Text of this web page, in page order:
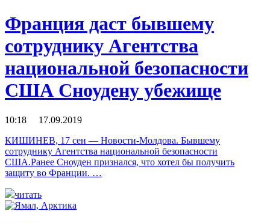
Франция даст бывшему
сотруднику Агентства
национальной безопасности
США Сноудену убежище
10:18 17.09.2019
КИШИНЕВ, 17 сен — Новости-Молдова. Бывшему
сотруднику Агентства национальной безопасности
США.Ранее Сноуден признался, что хотел бы получить
защиту во Франции. …
читать